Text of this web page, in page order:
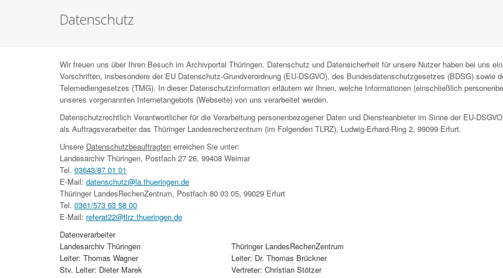
Datenschutz
Wir freuen uns über Ihren Besuch im Archivportal Thüringen. Datenschutz und Datensicherheit für unsere Nutzer haben bei uns
Vorschriften, insbesondere der EU Datenschutz-Grundverordnung (EU-DSGVO), des Bundesdatenschutzgesetzes (BDSG) sowie
Telemediengesetzes (TMG). In dieser Datenschutzinformation erläutern wir Ihnen, welche Informationen (einschließlich
unseres vorgenannten Internetangebots (Webseite) von uns verarbeitet werden.
Datenschutzrechtlich Verantwortlicher für die Verarbeitung personenbezogener Daten und Diensteanbieter im Sinne der EU-
als Auftragsverarbeiter das Thüringer Landesrechenzentrum (im Folgenden TLRZ), Ludwig-Erhard-Ring 2, 99099 Erfurt.
Unsere Datenschutzbeauftragten erreichen Sie unter:
Landesarchiv Thüringen, Postfach 27 26, 99408 Weimar
Tel. 03643/87 01 01
E-Mail: datenschutz@la.thueringen.de
Thüringer LandesRechenZentrum, Postfach 80 03 05, 99029 Erfurt
Tel. 0361/573 63 58 00
E-Mail: referat22@tlrz.thueringen.de
Datenverarbeiter
Landesarchiv Thüringen
Leiter: Thomas Wagner
Stv. Leiter: Dieter Marek
Thüringer LandesRechenZentrum
Leiter: Dr. Thomas Brückner
Vertreter: Christian Stötzer